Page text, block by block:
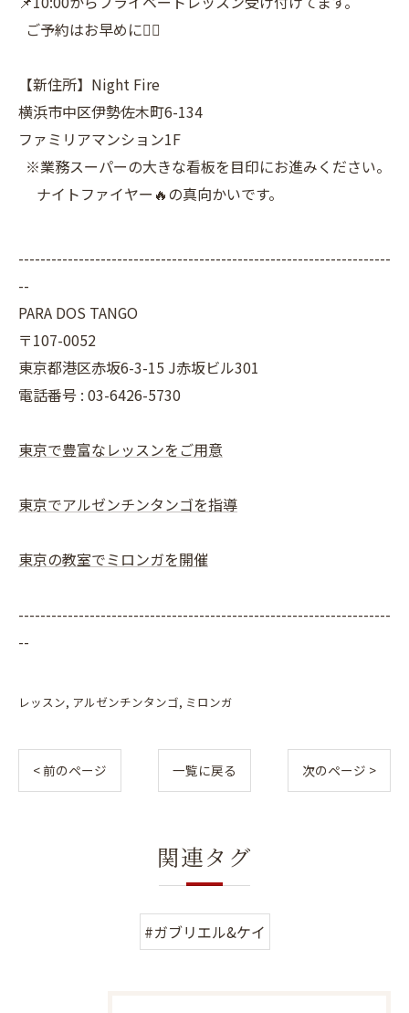
ご予約はお早めに👍🏼
【新住所】Night Fire
横浜市中区伊勢佐木町6-134
ファミリアマンション1F
※業務スーパーの大きな看板を目印にお進みください。
ナイトファイヤー🔥の真向かいです。
--------------------------------------------------------------------
--
PARA DOS TANGO
〒107-0052
東京都港区赤坂6-3-15 J赤坂ビル301
電話番号 : 03-6426-5730
東京で豊富なレッスンをご用意
東京でアルゼンチンタンゴを指導
東京の教室でミロンガを開催
--------------------------------------------------------------------
--
レッスン アルゼンチンタンゴ ミロンガ
< 前のページ 一覧に戻る 次のページ >
関連タグ
#ガブリエル&ケイ